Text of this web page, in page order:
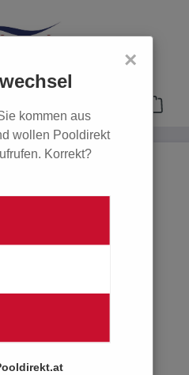
×
kommen aus
wollen Pooldirekt
Korrekt?
Set
x 3,7 m Oval,